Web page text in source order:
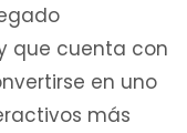
que cuenta con
en uno
más